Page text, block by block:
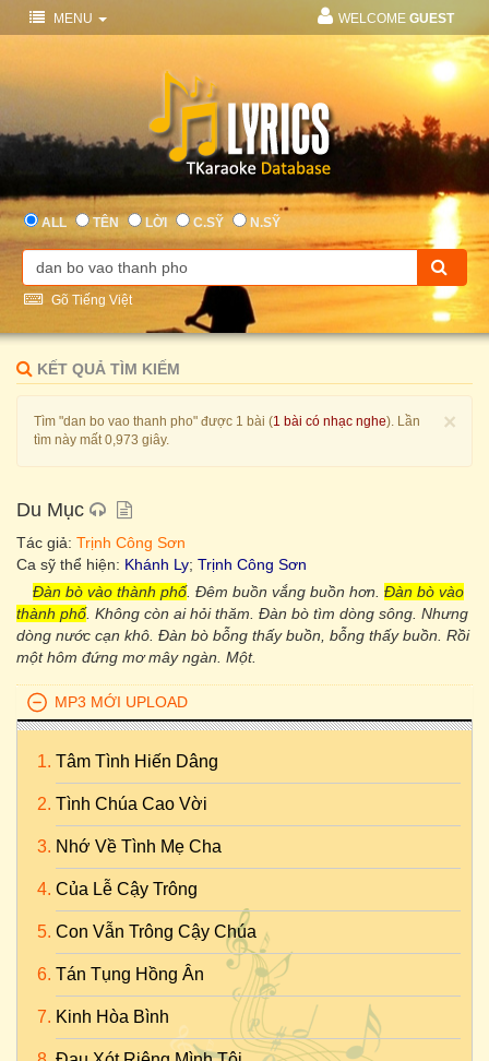
MENU WELCOME GUEST
ALL TÊN LỜI C.SỸ N.SỸ
Gõ Tiếng Việt
KẾT QUẢ TÌM KIẾM
×
Tìm "dan bo vao thanh pho" được 1 bài (1 bài có nhạc nghe). Lần
tìm này mất 0,973 giây.
Du Mục
Tác giả: Trịnh Công Sơn
Ca sỹ thể hiện: Khánh Ly; Trịnh Công Sơn
Đàn bò vào thành phố. Đêm buồn vắng buồn hơn. Đàn bò vào
thành phố. Không còn ai hỏi thăm. Đàn bò tìm dòng sông. Nhưng
dòng nước cạn khô. Đàn bò bỗng thấy buồn, bỗng thấy buồn. Rồi
một hôm đứng mơ mây ngàn. Một.
MP3 MỚI UPLOAD
Tâm Tình Hiến Dâng
Tình Chúa Cao Vời
Nhớ Về Tình Mẹ Cha
Của Lễ Cậy Trông
Con Vẫn Trông Cậy Chúa
Tán Tụng Hồng Ân
Kinh Hòa Bình